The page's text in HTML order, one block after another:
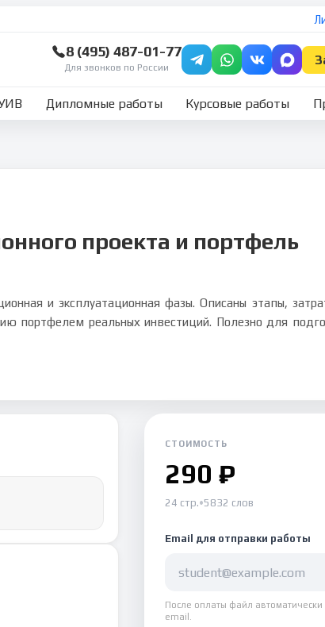
8 (495) 487-01-77
Для звонков по России
Дипломные работы Курсовые работы
проекта и портфель
и эксплуатационная фазы. Описаны этапы,
портфелем реальных инвестиций. Полезно для
СТОИМОСТЬ
290 ₽
24 стр.•5832 слов
Email для отправки работы
После оплаты файл автоматически
email.